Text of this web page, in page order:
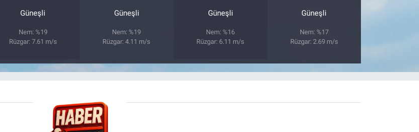
Güneşli
Nem: %19
Rüzgar: 7.61 m/s
Güneşli
Nem: %19
Rüzgar: 4.11 m/s
Güneşli
Nem: %16
Rüzgar: 6.11 m/s
Güneşli
Nem: %17
Rüzgar: 2.69 m/s